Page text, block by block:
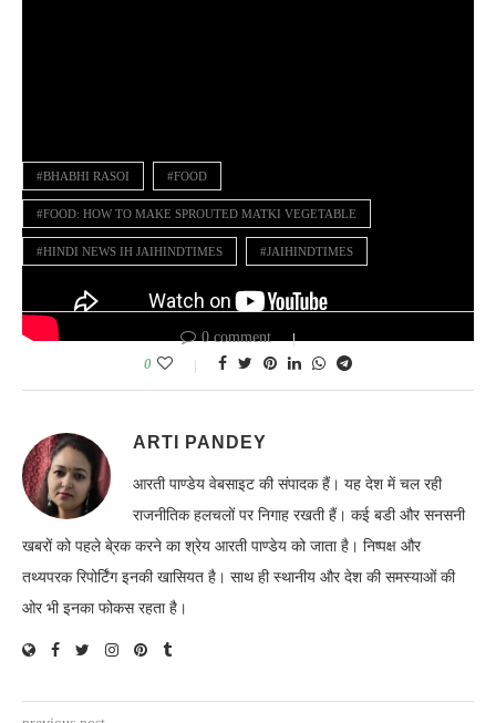
#BHABHI RASOI #FOOD
#FOOD: HOW TO MAKE SPROUTED MATKI VEGETABLE
#HINDI NEWS IH JAIHINDTIMES #JAIHINDTIMES
0 comment
0
ARTI PANDEY
आरती पाण्डेय वेबसाइट की संपादक हैं। यह देश में चल रही
राजनीतिक हलचलों पर निगाह रखती हैं। कई बडी और सनसनी
खबरों को पहले बे्रक करने का श्रेय आरती पाण्डेय को जाता है। निष्पक्ष और
तथ्यपरक रिपोर्टिंग इनकी खासियत है। साथ ही स्थानीय और देश की समस्याओं की
ओर भी इनका फोकस रहता है।